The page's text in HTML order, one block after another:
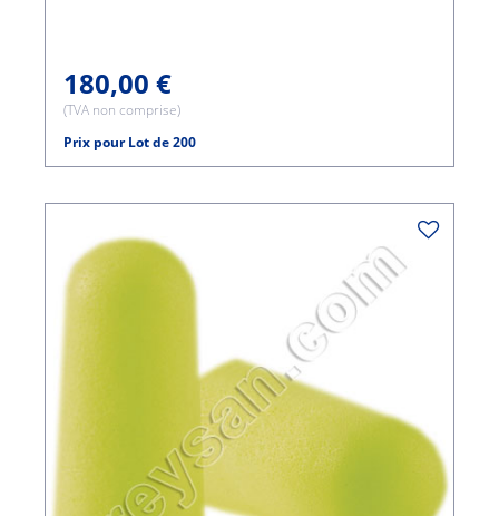
180,00 €
(TVA non comprise)
Prix pour Lot de 200